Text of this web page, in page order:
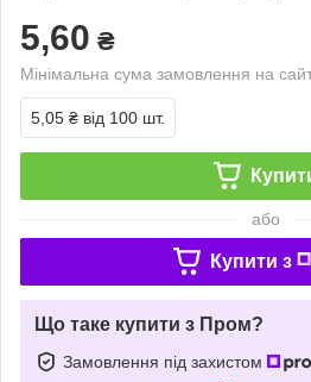
5,60 ₴
Мінімальна сума замовлення на
5,05 ₴ від 100 шт.
або
Купити з
Що таке купити з Пром?
Замовлення під захистом